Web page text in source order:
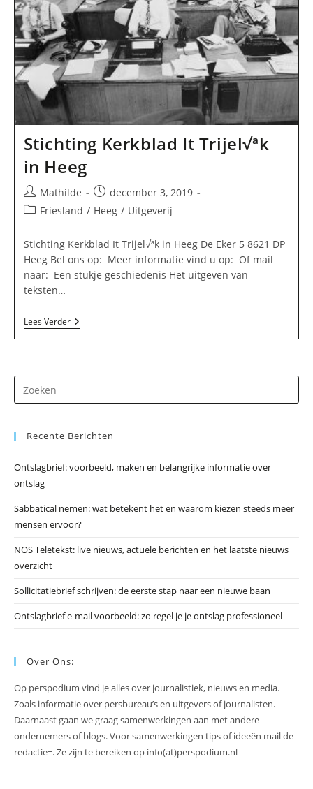
Stichting Kerkblad It Trijel√ªk
in Heeg
Bericht
auteur:
Mathilde
Bericht
gepubliceerd
december 3, 2019
Berichtcategorie:
Friesland / Heeg / Uitgeverij
Stichting Kerkblad It Trijel√ªk in Heeg De Eker 5 8621 DP
Heeg Bel ons op: Meer informatie vind u op: Of mail
naar: Een stukje geschiedenis Het uitgeven van
teksten…
Lees VerderStichting
Kerkblad
Heeg
op
Recente Berichten
Ontslagbrief: voorbeeld, maken en belangrijke informatie over
ontslag
Sabbatical nemen: wat betekent het en waarom kiezen steeds meer
mensen ervoor?
NOS Teletekst: live nieuws, actuele berichten en het laatste nieuws
overzicht
Sollicitatiebrief schrijven: de eerste stap naar een nieuwe baan
Ontslagbrief e-mail voorbeeld: zo regel je je ontslag professioneel
Over Ons:
Op perspodium vind je alles over journalistiek, nieuws en media.
Zoals informatie over persbureau’s en uitgevers of journalisten.
Daarnaast gaan we graag samenwerkingen aan met andere
ondernemers of blogs. Voor samenwerkingen tips of ideeën mail de
redactie=. Ze zijn te bereiken op info(at)perspodium.nl